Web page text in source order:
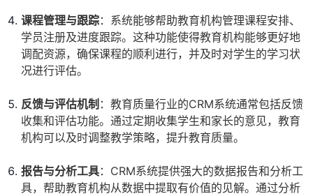
课程管理与跟踪：系统能够帮助教育机构管理课程安排、
学员注册及进度跟踪。这种功能使得教育机构能够更好地
调配资源，确保课程的顺利进行，并及时对学生的学习状
况进行评估。
反馈与评估机制 ：教育质量行业的CRM系统通常包括反馈
收集和评估功能。通过定期收集学生和家长的意见，教育
机构可以及时调整教学策略，提升教育质量。
报告与分析工具：CRM系统提供强大的数据报告和分析工
具，帮助教育机构从数据中提取有价值的见解。通过分析